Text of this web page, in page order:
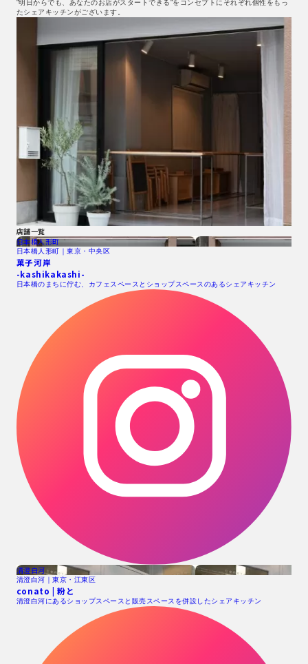
”明日からでも、あなたのお店がスタートできる”をコンセプトにそれぞれ個性をもっ
たシェアキッチンがございます。
店舗一覧
日本橋人形町
日本橋人形町｜東京・中央区
菓子河岸
-kashikakashi-
日本橋のまちに佇む、カフェスペースとショップスペースのあるシェアキッチン
清澄白河
清澄白河｜東京・江東区
conato | 粉と
清澄白河にあるショップスペースと販売スペースを併設したシェアキッチン